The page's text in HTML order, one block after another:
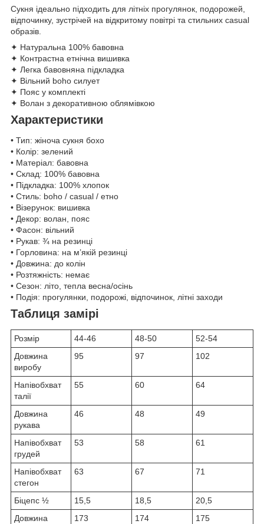
Сукня ідеально підходить для літніх прогулянок, подорожей,
відпочинку, зустрічей на відкритому повітрі та стильних casual
образів.
✦ Натуральна 100% бавовна
✦ Контрастна етнічна вишивка
✦ Легка бавовняна підкладка
✦ Вільний boho силует
✦ Пояс у комплекті
✦ Волан з декоративною облямівкою
Характеристики
• Тип: жіноча сукня бохо
• Колір: зелений
• Матеріал: бавовна
• Склад: 100% бавовна
• Підкладка: 100% хлопок
• Стиль: boho / casual / етно
• Візерунок: вишивка
• Декор: волан, пояс
• Фасон: вільний
• Рукав: ¾ на резинці
• Горловина: на м’якій резинці
• Довжина: до колін
• Розтяжність: немає
• Сезон: літо, тепла весна/осінь
• Подія: прогулянки, подорожі, відпочинок, літні заходи
Таблиця замірі
Розмір 44-46 48-50
52-54
Довжина
виробу
95 97 102
Напівобхват
талії
55 60 64
Довжина
рукава
46 48 49
Напівобхват
грудей
53 58 61
Напівобхват
стегон
63 67 71
Біцепс ½ 15,5 18,5
20,5
Довжина
173 174 175